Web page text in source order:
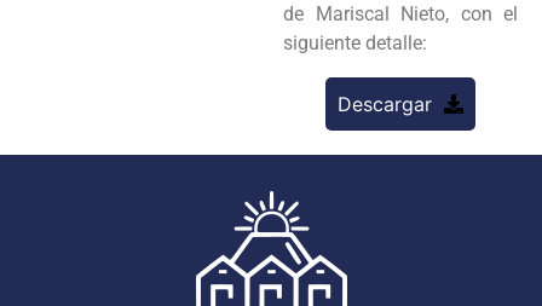
de Mariscal Nieto, con el
siguiente detalle:
Descargar